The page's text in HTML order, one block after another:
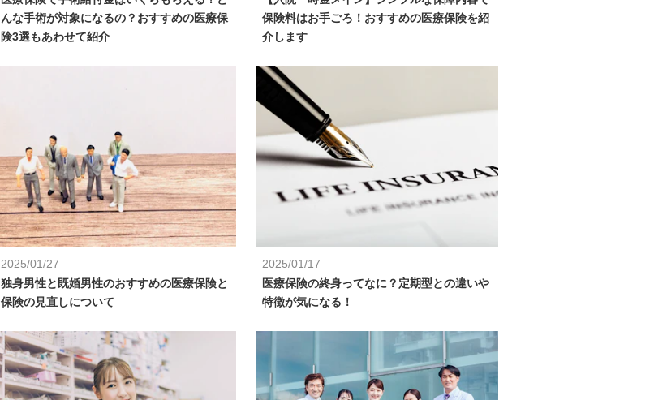
んな手術が対象になるの？おすすめの医療保
険3選もあわせて紹介
保険料はお手ごろ！おすすめの医療保険を紹
介します
2025/01/27
独身男性と既婚男性のおすすめの医療保険と
保険の見直しについて
2025/01/17
医療保険の終身ってなに？定期型との違いや
特徴が気になる！